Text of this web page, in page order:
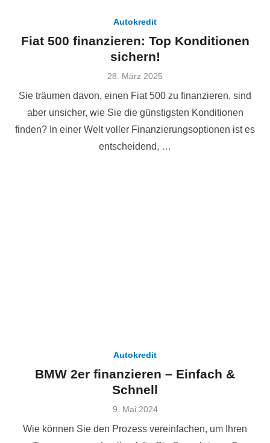
Autokredit
Fiat 500 finanzieren: Top Konditionen
sichern!
Veröffentlicht
28. März 2025
Sie träumen davon, einen Fiat 500 zu finanzieren, sind
aber unsicher, wie Sie die günstigsten Konditionen
finden? In einer Welt voller Finanzierungsoptionen ist es
entscheidend, …
Autokredit
BMW 2er finanzieren – Einfach &
Schnell
Veröffentlicht
9. Mai 2024
Wie können Sie den Prozess vereinfachen, um Ihren